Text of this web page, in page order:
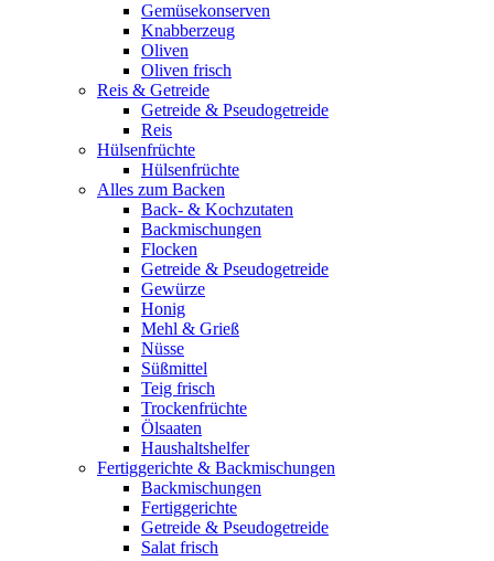
Gemüsekonserven
Knabberzeug
Oliven
Oliven frisch
Reis & Getreide
Getreide & Pseudogetreide
Reis
Hülsenfrüchte
Hülsenfrüchte
Alles zum Backen
Back- & Kochzutaten
Backmischungen
Flocken
Getreide & Pseudogetreide
Gewürze
Honig
Mehl & Grieß
Nüsse
Süßmittel
Teig frisch
Trockenfrüchte
Ölsaaten
Haushaltshelfer
Fertiggerichte & Backmischungen
Backmischungen
Fertiggerichte
Getreide & Pseudogetreide
Salat frisch